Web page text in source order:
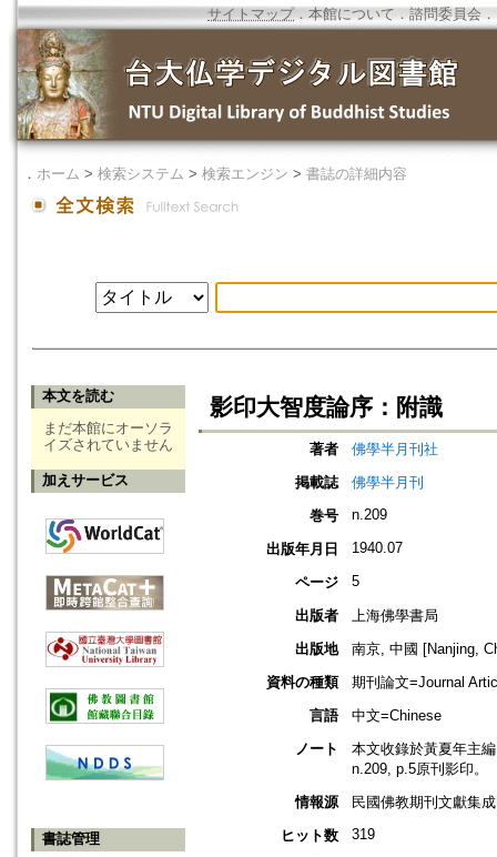
サイトマップ．本館について ． 諮問委員会 ．
． ホーム > 検索システム > 検索エンジン > 書誌の詳細内容
本文を読む
まだ本館にオーソラ
イズされていません
加えサービス
書誌管理
影印大智度論序：附識
著者
佛學半月刊社
掲載誌
佛學半月刊
巻号
n.209
出版年月日 1940.07
ページ 5
出版者
上海佛學書局
出版地
南京, 中國 [Nanjing,
資料の種類
期刊論文=Journal
言語
中文=Chinese
ノート
本文收錄於黃夏年主
n.209, p.5原刊影印。
情報源
民國佛教期刊文獻集
ヒット数
319